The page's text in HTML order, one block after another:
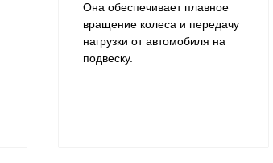
Она обеспечивает плавное
вращение колеса и передачу
нагрузки от автомобиля на
подвеску.